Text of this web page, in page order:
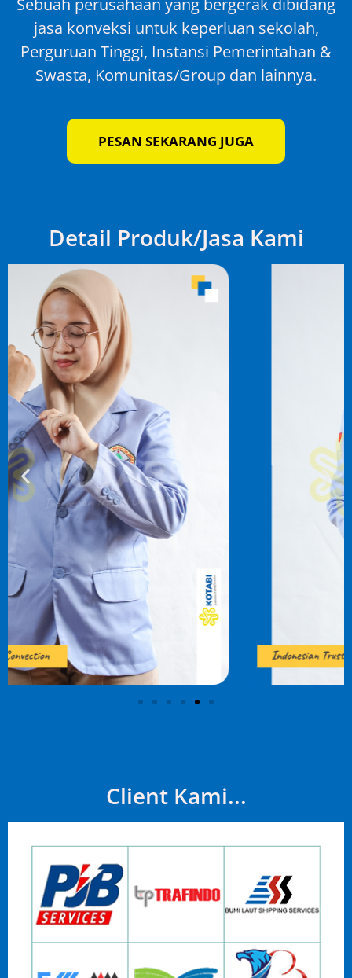
Sebuah perusahaan yang bergerak dibidang
jasa konveksi untuk keperluan sekolah,
Perguruan Tinggi, Instansi Pemerintahan &
Swasta, Komunitas/Group dan lainnya.
PESAN SEKARANG JUGA
Detail Produk/Jasa Kami
Client Kami...